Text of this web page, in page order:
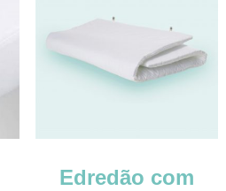
Edredão com